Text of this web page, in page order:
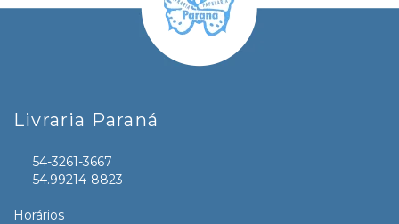
Livraria Paraná
54-3261-3667
54.99214-8823
Horários